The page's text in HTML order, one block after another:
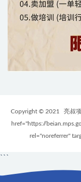
Copyright © 2021 亮叔
href="https://
rel="noreferrer"
```